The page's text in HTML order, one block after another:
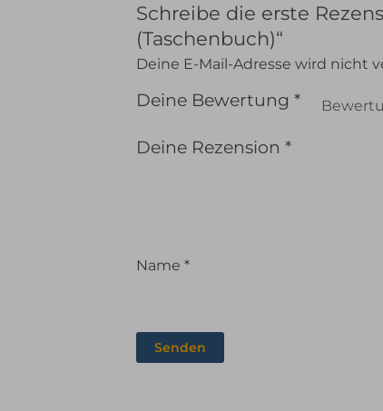
Schreibe die erste
(Taschenbuch)“
Deine E-Mail-Adresse wird nicht
Deine Bewertung *
Deine Rezension *
Name *